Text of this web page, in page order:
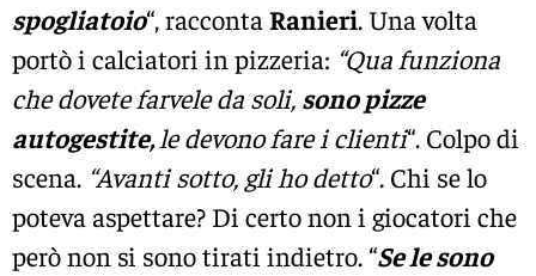
spogliatoio“, racconta Ranieri. Una volta
portò i calciatori in pizzeria: “Qua funziona
che dovete farvele da soli, sono pizze
autogestite,le devono fare i clienti“. Colpo di
scena. “Avanti sotto, gli ho detto“. Chi se lo
poteva aspettare? Di certo non i giocatori che
però non si sono tirati indietro. “Se le sono